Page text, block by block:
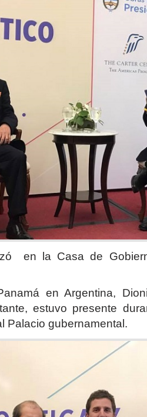
en la Casa de
en Argentina,
estuvo presente
Palacio gubernamental.